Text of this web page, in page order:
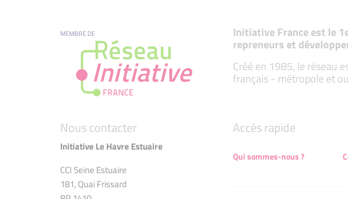
MEMBRE DE Initiative France est le
repreneurs et
Créé en 1985, le réseau
français - métropole et
Nous contacter
Initiative Le Havre Estuaire
CCI Seine Estuaire
181, Quai Frissard
Accès rapide
Qui sommes-nous ?